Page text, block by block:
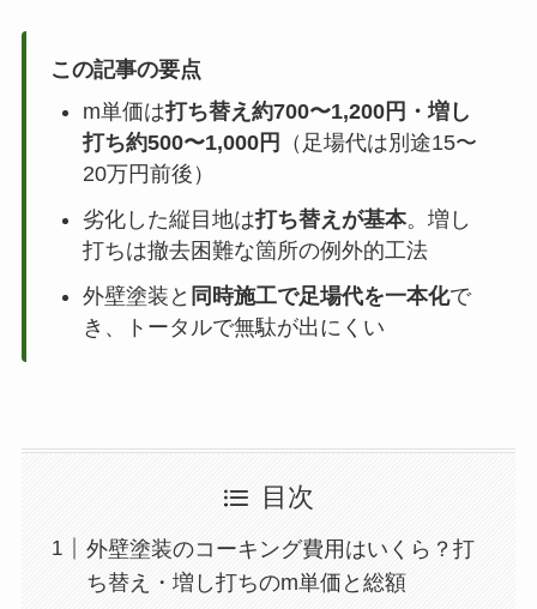
この記事の要点
m単価は打ち替え約700〜1,200円・増し
打ち約500〜1,000円
（足場代は別途15〜
20万円前後）
劣化した縦目地は打ち替えが基本。増し
打ちは撤去困難な箇所の例外的工法
外壁塗装と 同時施工で足場代を一本化で
き、トータルで無駄が出にくい
目次
外壁塗装のコーキング費用はいくら？打
ち替え・増し打ちのm単価と総額